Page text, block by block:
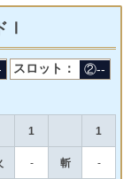
Ⅰ
スロット：
②--
1 1
- 斬 -